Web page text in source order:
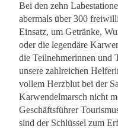
Bei den zehn
abermals über 300
Einsatz, um Getränke,
oder die legendäre
die Teilnehmerinnen und
unsere zahlreichen
vollem Herzblut bei der
Karwendelmarsch nicht
Geschäftsführer
sind der Schlüssel zum